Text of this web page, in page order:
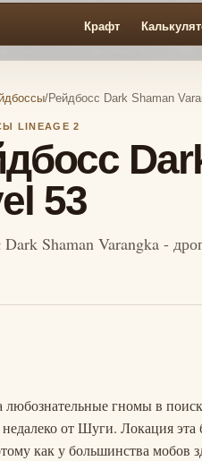
Крафт
/Рейдбосс Dark Shaman
LINEAGE 2
53
Dark Shaman Varangka -
любознательные гномы в
недалеко от Шуги. Локация
как у большинства мобов